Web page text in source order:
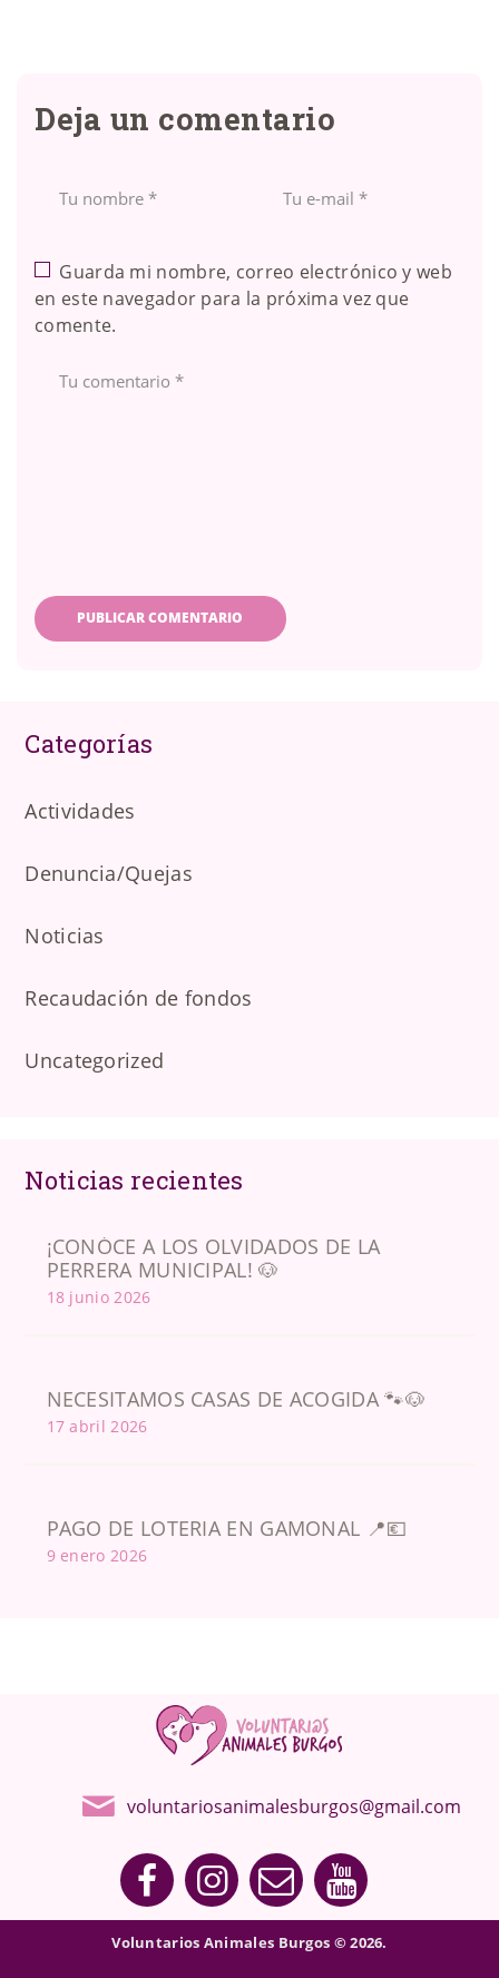
Deja un comentario
Guarda mi nombre, correo electrónico y web
en este navegador para la próxima vez que
comente.
Categorías
Actividades
Denuncia/Quejas
Noticias
Recaudación de fondos
Uncategorized
Noticias recientes
¡CONÓCE A LOS OLVIDADOS DE LA
PERRERA MUNICIPAL! 🐶
18 junio 2026
NECESITAMOS CASAS DE ACOGIDA 🐾🐶
17 abril 2026
PAGO DE LOTERIA EN GAMONAL 📍💶
9 enero 2026
voluntariosanimalesburgos@gmail.com
Voluntarios Animales Burgos © 2026.